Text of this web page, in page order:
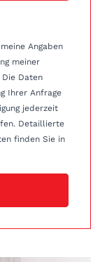
Angaben
meiner
Daten
Ihrer Anfrage
Detaillierte
finden Sie in